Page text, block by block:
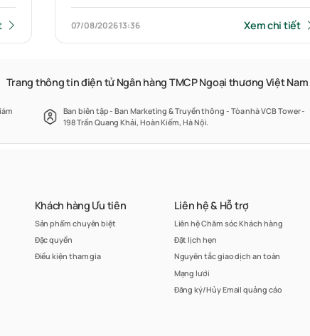
07/08/202613:36 Xem chi tiết
Trang thông tin điện tử Ngân hàng TMCP Ngoại thương Việt
Ban biên tập - Ban Marketing & Truyền thông - Tòa nhà VCB Tower -
198 Trần Quang Khải, Hoàn Kiếm, Hà Nội.
Khách hàng Ưu tiên
Sản phẩm chuyên biệt
Đặc quyền
Điều kiện tham gia
Liên hệ & Hỗ trợ
Liên hệ Chăm sóc Khách hàng
Đặt lịch hẹn
Nguyên tắc giao dịch an toàn
Mạng lưới
Đăng ký/Hủy Email quảng cáo